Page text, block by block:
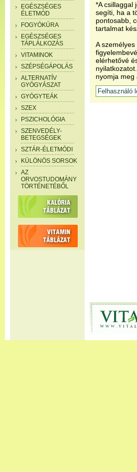
EGÉSZSÉGES
ÉLETMÓD
FOGYÓKÚRA
EGÉSZSÉGES
TÁPLÁLKOZÁS
VITAMINOK
SZÉPSÉGÁPOLÁS
ALTERNATÍV
GYÓGYÁSZAT
GYÓGYTEÁK
SZEX
PSZICHOLÓGIA
SZENVEDÉLY-
BETEGSÉGEK
SZTÁR-ÉLETMÓDI
KÜLÖNÖS SORSOK
AZ
ORVOSTUDOMÁNY
TÖRTÉNETÉBŐL
*A csillaggal
segíti, ha a
pontosabb,
tartalmat
A
elérhetővé
nyomja meg